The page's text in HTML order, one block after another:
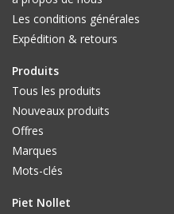
Les conditions générales
Expédition & retours
Produits
Tous les produits
Nouveaux produits
Offres
Marques
Mots-clés
Piet Nollet